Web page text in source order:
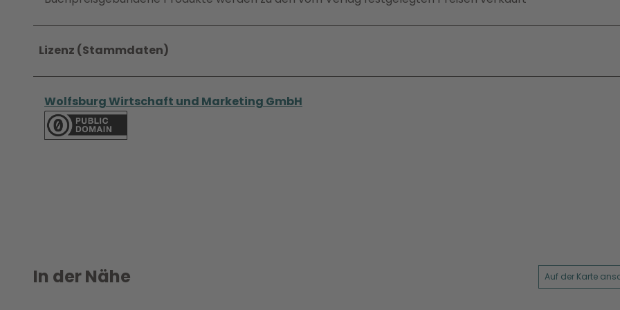
Lizenz (Stammdaten)
Wolfsburg Wirtschaft und Marketing GmbH
In der Nähe Auf der Karte